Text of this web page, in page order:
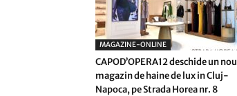
MAGAZINE-ONLINE
CAPOD’OPERA12 deschide un nou
magazin de haine de lux in Cluj-
Napoca, pe Strada Horea nr. 8